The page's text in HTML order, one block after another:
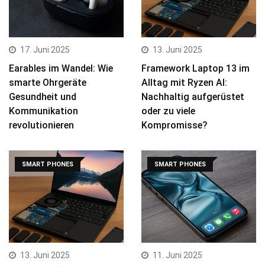
17. Juni 2025
Earables im Wandel: Wie
smarte Ohrgeräte
Gesundheit und
Kommunikation
revolutionieren
13. Juni 2025
Framework Laptop 13 im
Alltag mit Ryzen AI:
Nachhaltig aufgerüstet
oder zu viele
Kompromisse?
SMART PHONES
13. Juni 2025
SMART PHONES
11. Juni 2025